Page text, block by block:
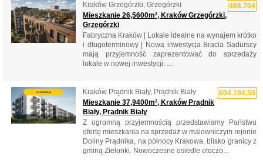
488.704
Kraków Grzegórzki, Grzegórzki
Mieszkanie 26,5600m², Kraków Grzegórzki,
Grzegórzki
Fabryczna Kraków | Lokale idealne na wynajem krótko
i długoterminowy | Nowa inwestycja Bracia Sadurscy
mają przyjemność zaprezentować do sprzedaży
lokale w nowej inwestycji. ...
604.194,50
Kraków Prądnik Biały, Prądnik Biały
Mieszkanie 37,9400m², Kraków Prądnik
Biały, Prądnik Biały
Z ogromną przyjemnością przedstawiamy Państwu
ofertę mieszkania na sprzedaż w malowniczym rejonie
Doliny Prądnika, na północy Krakowa, blisko granicy z
gminą Zielonki. Nowoczesne osiedle otoczo...